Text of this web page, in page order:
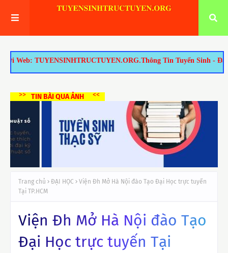
TUYENSINHTRUCTUYEN.ORG.Thông Tin Tuyển Sinh - Đào
>> TIN BÀI QUA ẢNH <<
Trang chủ ĐẠI HỌC
Viện Đh Mở Hà Nội đào Tạo Đại Học trực tuyến
Tại TP.HCM
Viện Đh Mở Hà Nội đào Tạo
Đại Học trực tuyến Tại